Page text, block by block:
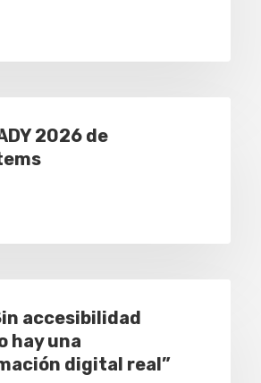
2026 de
accesibilidad
hay una
digital real”